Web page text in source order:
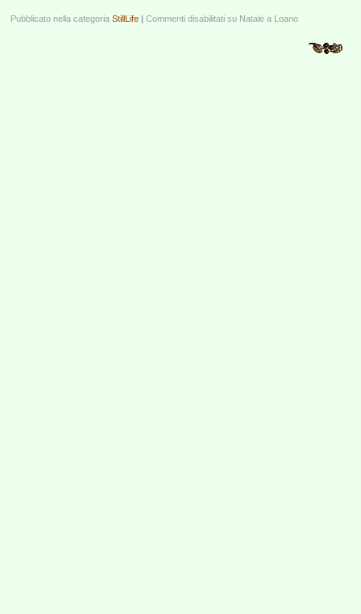
Pubblicato nella categoria StillLife | Commenti disabilitati su Natale a Loano